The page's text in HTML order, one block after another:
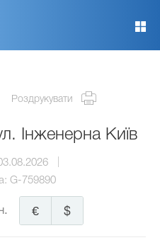
Роздрукувати
Інженерна Київ
G-759890
$
€